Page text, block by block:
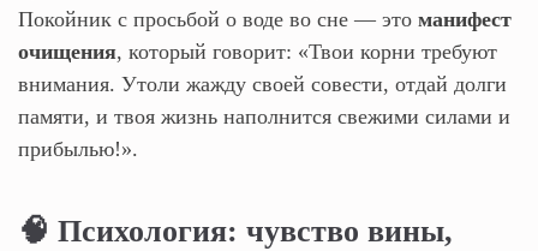
Покойник с просьбой о воде во сне — это манифест
очищения, который говорит: «Твои корни требуют
внимания. Утоли жажду своей совести, отдай долги
памяти, и твоя жизнь наполнится свежими силами и
прибылью!».
🧠 Психология: чувство вины,